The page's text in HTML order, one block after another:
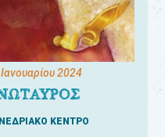
2024
ΚΕΝΤΡΟ